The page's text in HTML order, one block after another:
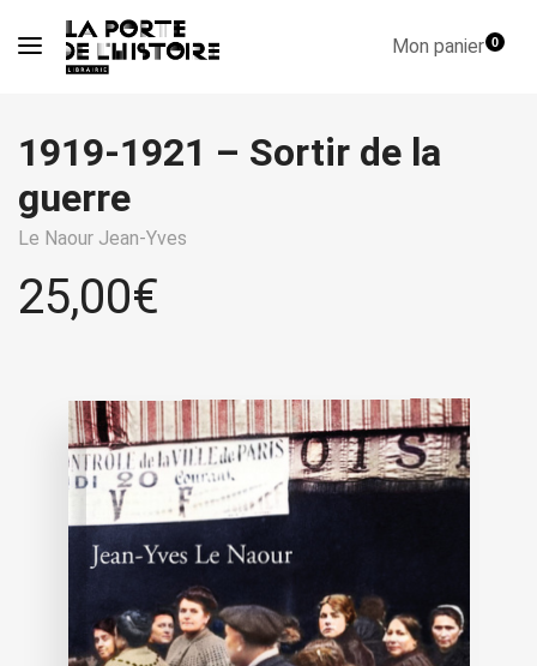
Mon panier0
1919-1921 – Sortir de la
guerre
Le Naour Jean-Yves
25,00€